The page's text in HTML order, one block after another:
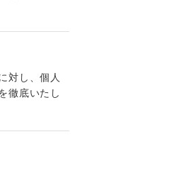
対し、個人
徹底いたし